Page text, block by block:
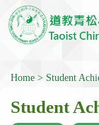
Home Student
Student